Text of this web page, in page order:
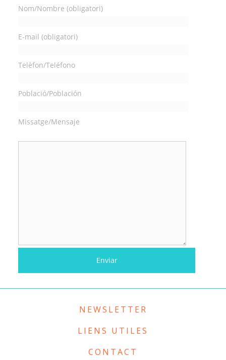
Nom/Nombre (obligatori)
E-mail (obligatori)
Telèfon/Teléfono
Població/Población
Missatge/Mensaje
NEWSLETTER
LIENS UTILES
CONTACT